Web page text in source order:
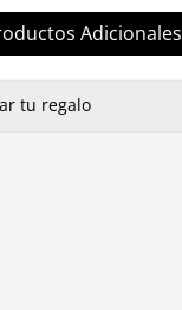
Adicionales
tu regalo